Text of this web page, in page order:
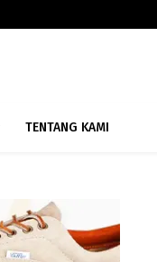
TENTANG KAMI